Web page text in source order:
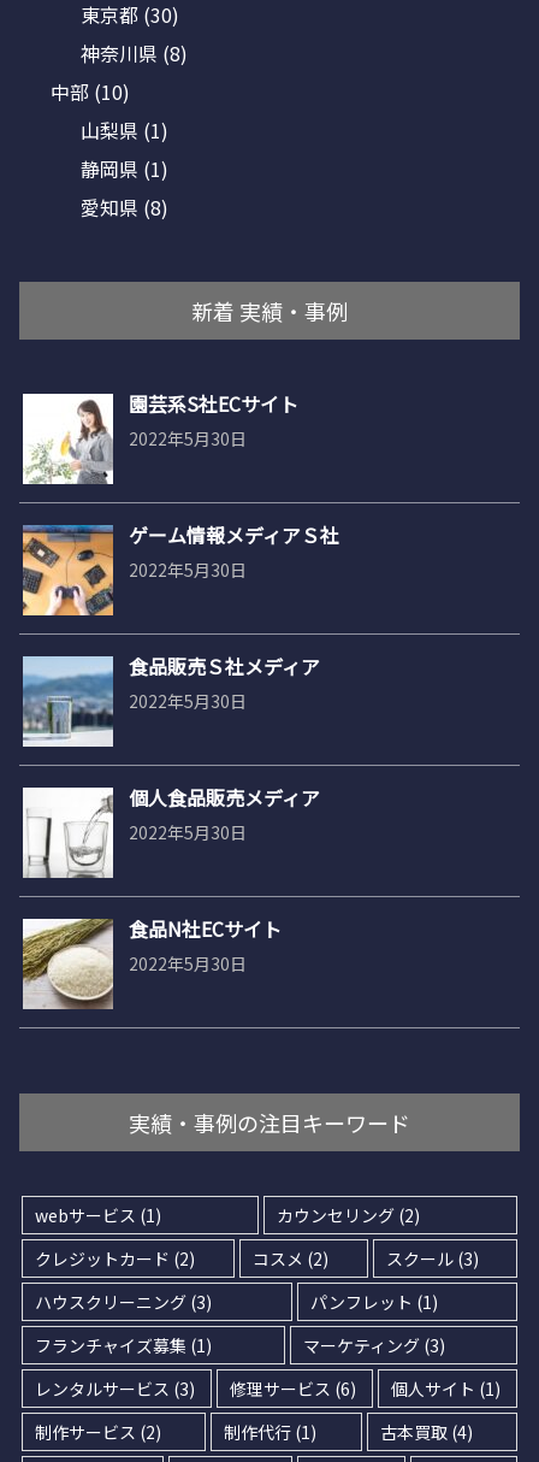
東京都 (30)
神奈川県 (8)
中部 (10)
山梨県 (1)
静岡県 (1)
愛知県 (8)
新着 実績・事例
園芸系S社ECサイト
2022年5月30日
ゲーム情報メディアＳ社
2022年5月30日
食品販売Ｓ社メディア
2022年5月30日
個人食品販売メディア
2022年5月30日
食品N社ECサイト
2022年5月30日
実績・事例の注目キーワード
webサービス (1) カウンセリング (2)
クレジットカード (2) コスメ (2) スクール(3)
ハウスクリーニング (3) パンフレット (1)
フランチャイズ募集 (1) マーケティング(3)
レンタルサービス (3) 修理サービス (6) 個人サイト (1)
制作サービス (2) 制作代行 (1) 古本買取(4)